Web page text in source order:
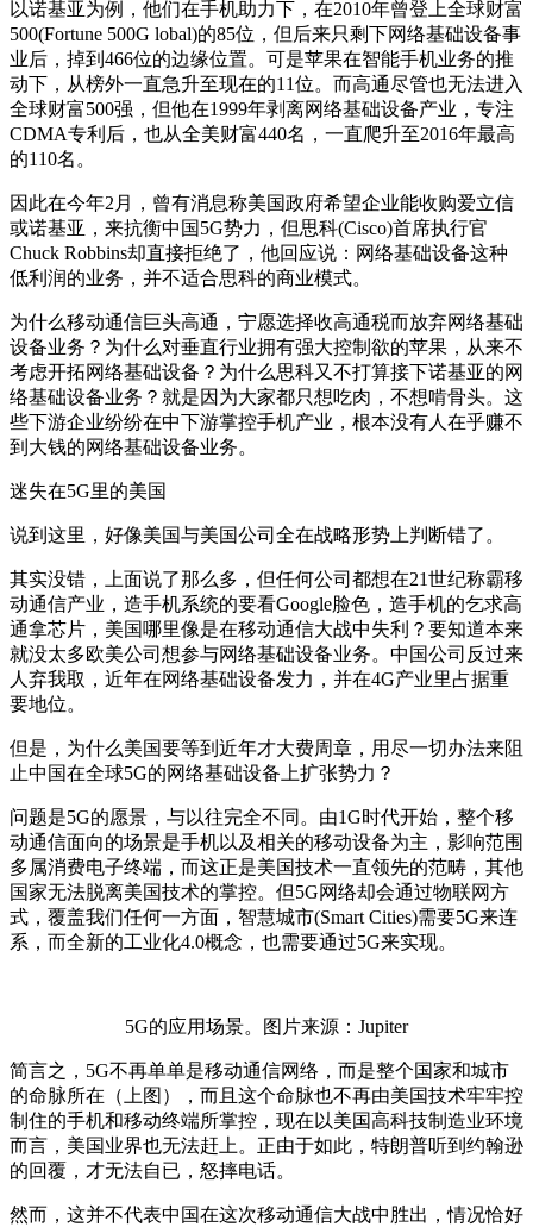
以诺基亚为例，他们在手机助力下，在2010年曾登上全球财富
500(Fortune 500G lobal)的85位，但后来只剩下网络基础设备事
业后，掉到466位的边缘位置。可是苹果在智能手机业务的推
动下，从榜外一直急升至现在的11位。而高通尽管也无法进入
全球财富500强，但他在1999年剥离网络基础设备产业，专注
CDMA专利后，也从全美财富440名，一直爬升至2016年最高
的110名。
因此在今年2月，曾有消息称美国政府希望企业能收购爱立信
或诺基亚，来抗衡中国5G势力，但思科(Cisco)首席执行官
Chuck Robbins却直接拒绝了，他回应说：网络基础设备这种
低利润的业务，并不适合思科的商业模式。
为什么移动通信巨头高通，宁愿选择收高通税而放弃网络基础
设备业务？为什么对垂直行业拥有强大控制欲的苹果，从来不
考虑开拓网络基础设备？为什么思科又不打算接下诺基亚的网
络基础设备业务？就是因为大家都只想吃肉，不想啃骨头。这
些下游企业纷纷在中下游掌控手机产业，根本没有人在乎赚不
到大钱的网络基础设备业务。
迷失在5G里的美国
说到这里，好像美国与美国公司全在战略形势上判断错了。
其实没错，上面说了那么多，但任何公司都想在21世纪称霸移
动通信产业，造手机系统的要看Google脸色，造手机的乞求高
通拿芯片，美国哪里像是在移动通信大战中失利？要知道本来
就没太多欧美公司想参与网络基础设备业务。中国公司反过来
人弃我取，近年在网络基础设备发力，并在4G产业里占据重
要地位。
但是，为什么美国要等到近年才大费周章，用尽一切办法来阻
止中国在全球5G的网络基础设备上扩张势力？
问题是5G的愿景，与以往完全不同。由1G时代开始，整个移
动通信面向的场景是手机以及相关的移动设备为主，影响范围
多属消费电子终端，而这正是美国技术一直领先的范畴，其他
国家无法脱离美国技术的掌控。但5G网络却会通过物联网方
式，覆盖我们任何一方面，智慧城市(Smart Cities)需要5G来连
系，而全新的工业化4.0概念，也需要通过5G来实现。
5G的应用场景。图片来源：Jupiter
简言之，5G不再单单是移动通信网络，而是整个国家和城市
的命脉所在（上图），而且这个命脉也不再由美国技术牢牢控
制住的手机和移动终端所掌控，现在以美国高科技制造业环境
而言，美国业界也无法赶上。正由于如此，特朗普听到约翰逊
的回覆，才无法自已，怒摔电话。
然而，这并不代表中国在这次移动通信大战中胜出，情况恰好